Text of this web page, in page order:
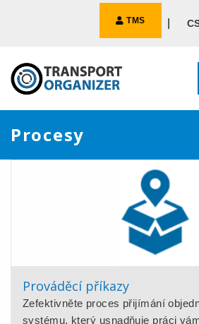
TMS
Procesy
Prováděcí příkazy
Zefektivněte proces přijímání
systému, který usnadňuje práci